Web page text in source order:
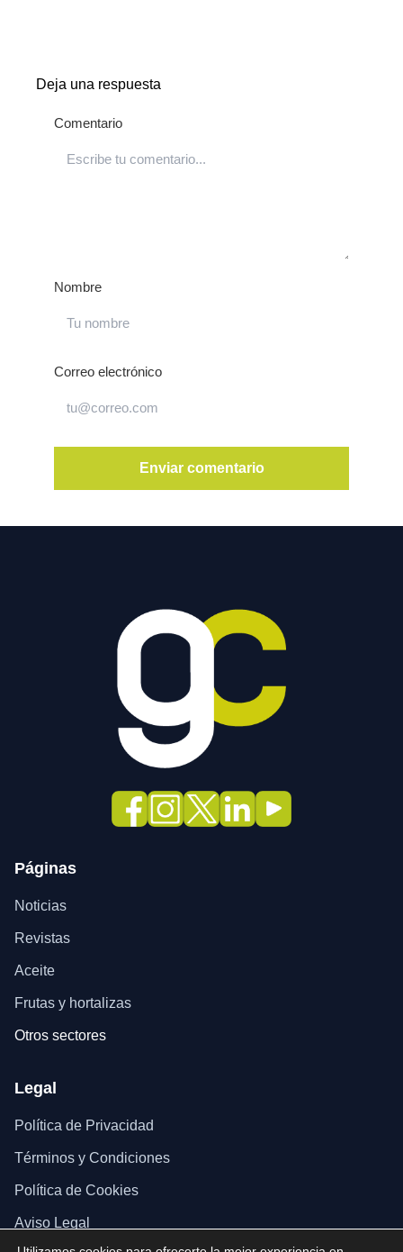
Deja una respuesta
Comentario
Nombre
Correo electrónico
Páginas
Noticias
Revistas
Aceite
Frutas y hortalizas
Otros sectores
Legal
Política de Privacidad
Términos y Condiciones
Política de Cookies
Aviso Legal